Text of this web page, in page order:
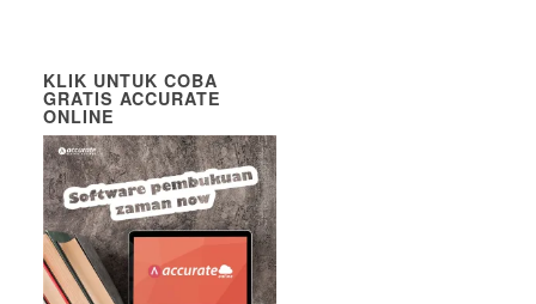
KLIK UNTUK COBA
GRATIS ACCURATE
ONLINE